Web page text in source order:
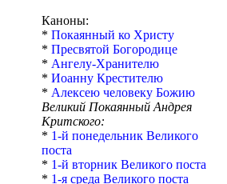
Каноны:
* Покаянный ко Христу
* Пресвятой Богородице
* Ангелу-Хранителю
* Иоанну Крестителю
* Алексею человеку Божию
Великий Покаянный Андрея
Критского:
* 1-й понедельник Великого
поста
* 1-й вторник Великого поста
* 1-я среда Великого поста